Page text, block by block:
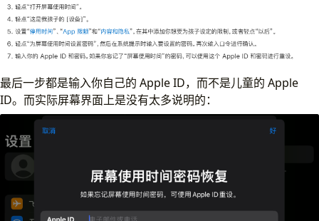
最后一步都是输入你自己的 Apple ID，而不是儿童的 Apple
ID。而实际屏幕界面上是没有太多说明的：